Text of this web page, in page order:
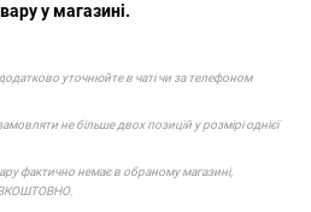
у магазині.
уточнюйте в чаті чи за телефоном
не більше двох позицій у розмірі однієї
фактично немає в обраному магазині,